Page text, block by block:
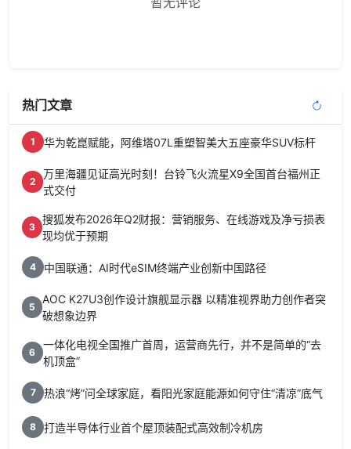
热门文章
1 华为乾崑赋能，阿维塔07L重塑智美大五座豪华SUV标杆
2
万里海疆见证高光时刻！台铃飞火流星X9全国首台福州正
式交付
3
搜狐发布2026年Q2财报：营销服务、在线游戏及净亏损表
现均优于预期
4 中国联通：AI时代eSIM终端产业创新中国路径
5
AOC K27U3创作设计旗舰显示器 以精准视界助力创作者突
破想象边界
6
一体化电视全国推广首周，运营商先行，并不是简单的“去
机顶盒”
7 热浪“烤”问全球家庭，看阳光家庭能源如何守住“清凉”底气
8 打造半导体行业首个屋顶装配式高效制冷机房